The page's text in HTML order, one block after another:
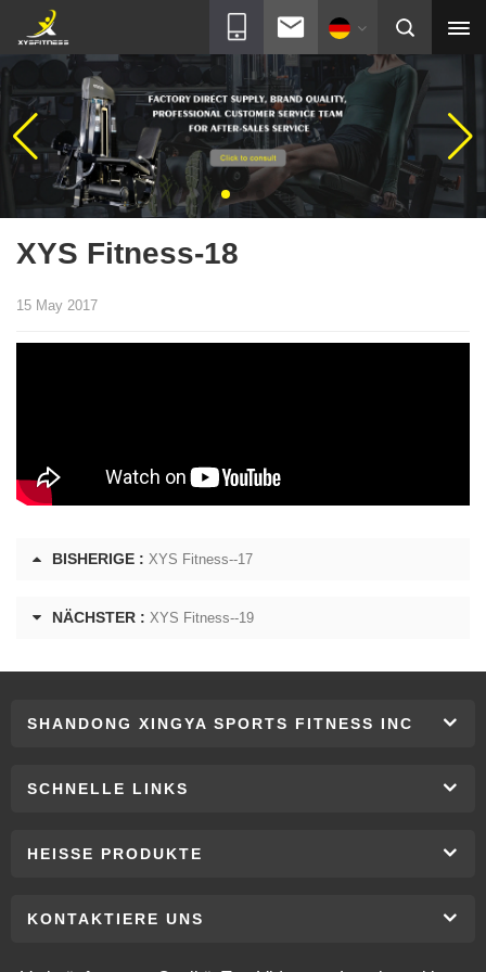
XYS Fitness-18
15 May 2017
BISHERIGE : XYS Fitness--17
NÄCHSTER : XYS Fitness--19
SHANDONG XINGYA SPORTS FITNESS INC
SCHNELLE LINKS
HEISSE PRODUKTE
KONTAKTIERE UNS